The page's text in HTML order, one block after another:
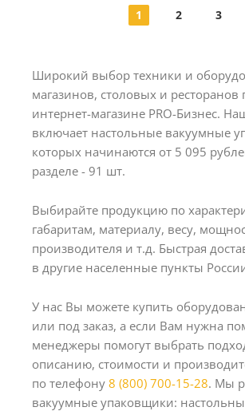
1 2 3
Широкий выбор техники и
магазинов, столовых и ресторанов
интернет-магазине PRO-Бизнес.
включает настольные вакуумные
которых начинаются от 5 095
разделе - 91 шт.
Выбирайте продукцию по
габаритам, материалу, весу,
производителя и т.д. Быстрая
в другие населенные пункты
У нас Вы можете купить
или под заказ, а если Вам нужна
менеджеры помогут выбрать
описанию, стоимости и
по телефону 8 (800) 700-15-28. Мы
вакуумные упаковщики: